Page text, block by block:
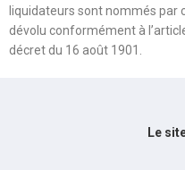
liquidateurs sont nommés par
dévolu conformément à
décret du 16 août 1901.
Le